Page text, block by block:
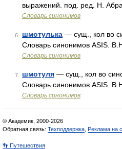
выражений. под. ред. Н.
Словарь синонимов
6 шмотулька — сущ., кол во
Словарь синонимов ASIS.
Словарь синонимов
7 шмотуля — сущ., кол во
Словарь синонимов ASIS.
Словарь синонимов
© Академик, 2000-2026
Обратная связь: Техподдержка Реклама на
👣 Путешествия